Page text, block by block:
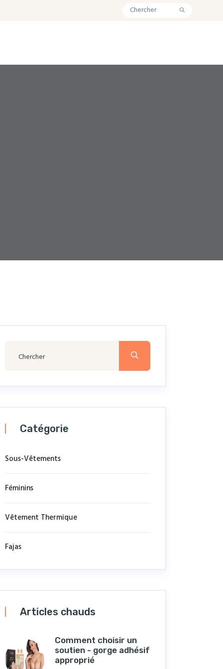
Catégorie
Sous-Vêtements
Féminins
Vêtement Thermique
Fajas
Articles chauds
Comment choisir un
soutien - gorge adhésif
approprié